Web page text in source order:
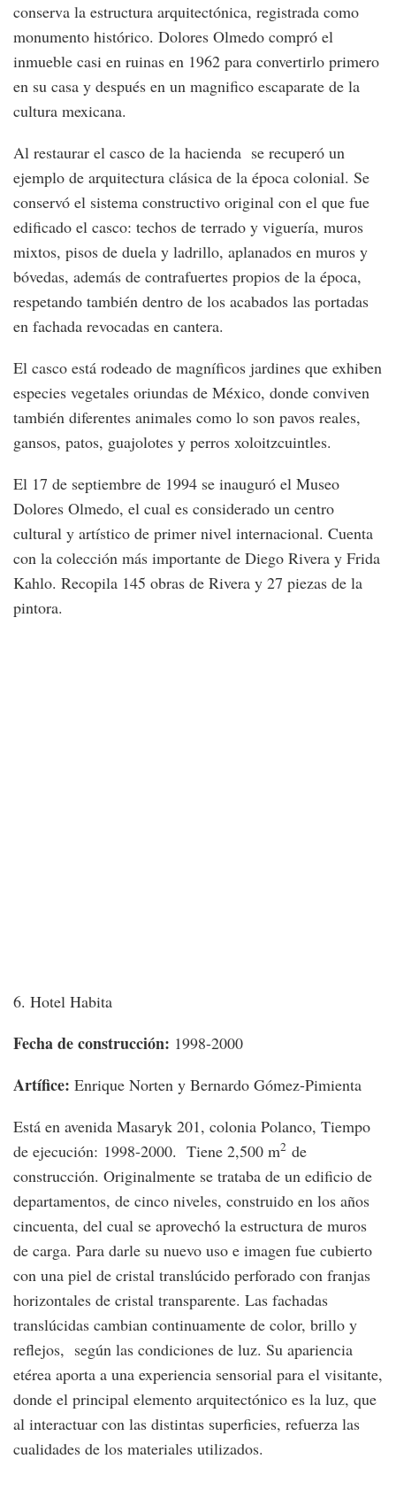
conserva la estructura arquitectónica, registrada como
monumento histórico. Dolores Olmedo compró el
inmueble casi en ruinas en 1962 para convertirlo primero
en su casa y después en un magnifico escaparate de la
cultura mexicana.
Al restaurar el casco de la hacienda se recuperó un
ejemplo de arquitectura clásica de la época colonial. Se
conservó el sistema constructivo original con el que fue
edificado el casco: techos de terrado y viguería, muros
mixtos, pisos de duela y ladrillo, aplanados en muros y
bóvedas, además de contrafuertes propios de la época,
respetando también dentro de los acabados las portadas
en fachada revocadas en cantera.
El casco está rodeado de magníficos jardines que exhiben
especies vegetales oriundas de México, donde conviven
también diferentes animales como lo son pavos reales,
gansos, patos, guajolotes y perros xoloitzcuintles.
El 17 de septiembre de 1994 se inauguró el Museo
Dolores Olmedo, el cual es considerado un centro
cultural y artístico de primer nivel internacional. Cuenta
con la colección más importante de Diego Rivera y Frida
Kahlo. Recopila 145 obras de Rivera y 27 piezas de la
pintora.
6. Hotel Habita
Fecha de construcción: 1998-2000
Artífice: Enrique Norten y Bernardo Gómez-Pimienta
Está en avenida Masaryk 201, colonia Polanco, Tiempo
de ejecución: 1998-2000. Tiene 2,500 m2 de
construcción. Originalmente se trataba de un edificio de
departamentos, de cinco niveles, construido en los años
cincuenta, del cual se aprovechó la estructura de muros
de carga. Para darle su nuevo uso e imagen fue cubierto
con una piel de cristal translúcido perforado con franjas
horizontales de cristal transparente. Las fachadas
translúcidas cambian continuamente de color, brillo y
reflejos, según las condiciones de luz. Su apariencia
etérea aporta a una experiencia sensorial para el visitante,
donde el principal elemento arquitectónico es la luz, que
al interactuar con las distintas superficies, refuerza las
cualidades de los materiales utilizados.